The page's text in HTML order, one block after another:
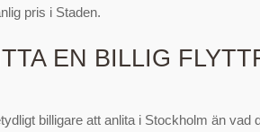
pris i Staden.
EN BILLIG
billigare att anlita i Stockholm än vad